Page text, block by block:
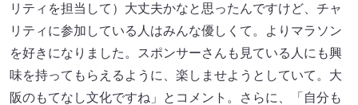
リティを担当して）大丈夫かなと思ったんですけど、チャ
リティに参加している人はみんな優しくて。よりマラソン
を好きになりました。スポンサーさんも見ている人にも興
味を持ってもらえるように、楽しませようとしていて。大
阪のもてなし文化ですね」とコメント。さらに、「自分も